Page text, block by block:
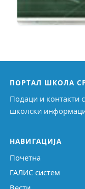
ПОРТАЛ ШКОЛА
Подаци и контакти
школски
НАВИГАЦИЈА
Почетна
ГАЛИС систем